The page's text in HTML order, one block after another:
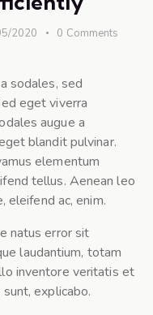
2020 0 Comments
sodales, sed
eget viverra
augue a
blandit pulvinar.
elementum
tellus. Aenean leo
eleifend ac, enim.
natus error sit
laudantium, totam
inventore veritatis et
explicabo.